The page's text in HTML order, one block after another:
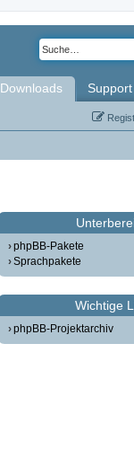
Downloads Support
phpBB-Pakete
Sprachpakete
Wichtige
phpBB-Projektarchiv